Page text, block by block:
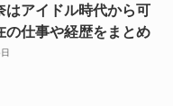
はアイドル時代から可
の仕事や経歴をまとめ